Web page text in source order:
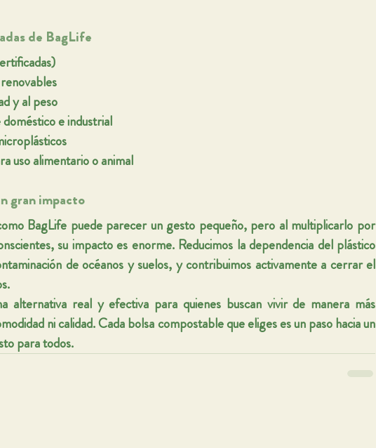
de BagLife
y al peso
e industrial
uso alimentario o animal
gran impacto
BagLife puede parecer un gesto pequeño, pero al multiplicarlo por
su impacto es enorme. Reducimos la dependencia del plástico
de océanos y suelos, y contribuimos activamente a cerrar el
alternativa real y efectiva para quienes buscan vivir de manera más
ni calidad. Cada bolsa compostable que eliges es un paso hacia un
para todos.